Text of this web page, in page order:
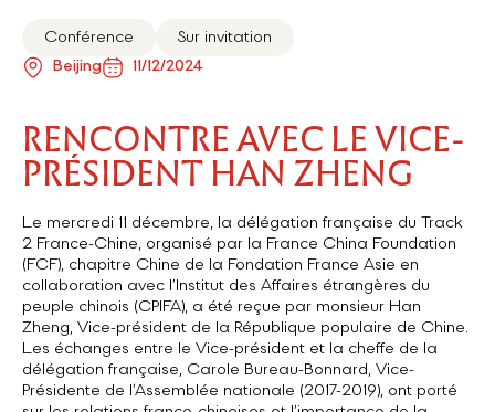
Conférence
Sur invitation
Beijing
11/12/2024
RENCONTRE AVEC LE VICE-
PRÉSIDENT HAN ZHENG
Le mercredi 11 décembre, la délégation française du Track
2 France-Chine, organisé par la France China Foundation
(FCF), chapitre Chine de la Fondation France Asie en
collaboration avec l’Institut des Affaires étrangères du
peuple chinois (CPIFA), a été reçue par monsieur Han
Zheng, Vice-président de la République populaire de Chine.
Les échanges entre le Vice-président et la cheffe de la
délégation française, Carole Bureau-Bonnard, Vice-
Présidente de l’Assemblée nationale (2017-2019), ont porté